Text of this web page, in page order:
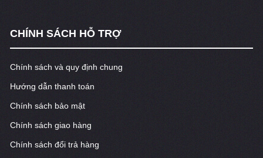
CHÍNH SÁCH HỖ TRỢ
Chính sách và quy định chung
Hướng dẫn thanh toán
Chính sách bảo mật
Chính sách giao hàng
Chính sách đổi trả hàng